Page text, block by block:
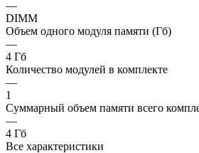
—
DIMM
Объем одного модуля памяти (Гб)
—
4 Гб
Количество модулей в комплекте
—
1
Суммарный объем памяти всего
—
4 Гб
Все характеристики